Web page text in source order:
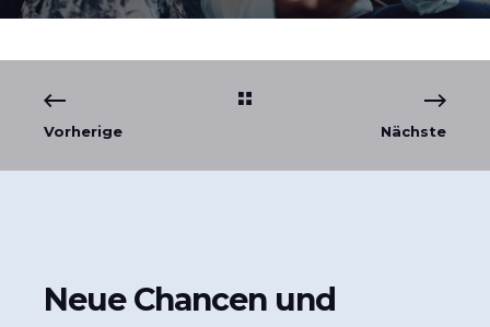
Vorherige Nächste
Neue Chancen und